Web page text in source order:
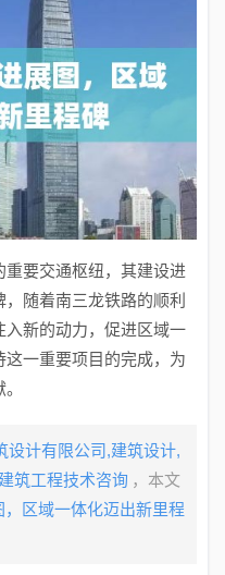
要交通枢纽，其建设进
随着南三龙铁路的顺利
新的动力，促进区域一
一重要项目的完成，为
设计有限公司,建筑设计,
筑工程技术咨询 ，本文
，区域一体化迈出新里程